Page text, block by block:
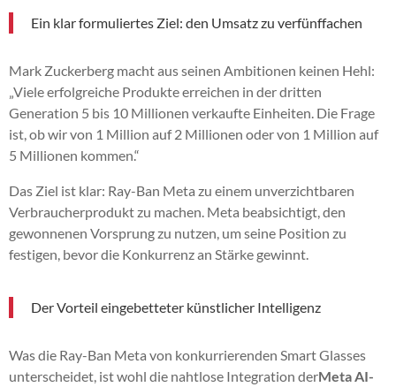
Ein klar formuliertes Ziel: den Umsatz zu verfünffachen
Mark Zuckerberg macht aus seinen Ambitionen keinen Hehl:
„Viele erfolgreiche Produkte erreichen in der dritten
Generation 5 bis 10 Millionen verkaufte Einheiten. Die Frage
ist, ob wir von 1 Million auf 2 Millionen oder von 1 Million auf
5 Millionen kommen.“
Das Ziel ist klar: Ray-Ban Meta zu einem unverzichtbaren
Verbraucherprodukt zu machen. Meta beabsichtigt, den
gewonnenen Vorsprung zu nutzen, um seine Position zu
festigen, bevor die Konkurrenz an Stärke gewinnt.
Der Vorteil eingebetteter künstlicher Intelligenz
Was die Ray-Ban Meta von konkurrierenden Smart Glasses
unterscheidet, ist wohl die nahtlose Integration derMeta AI-